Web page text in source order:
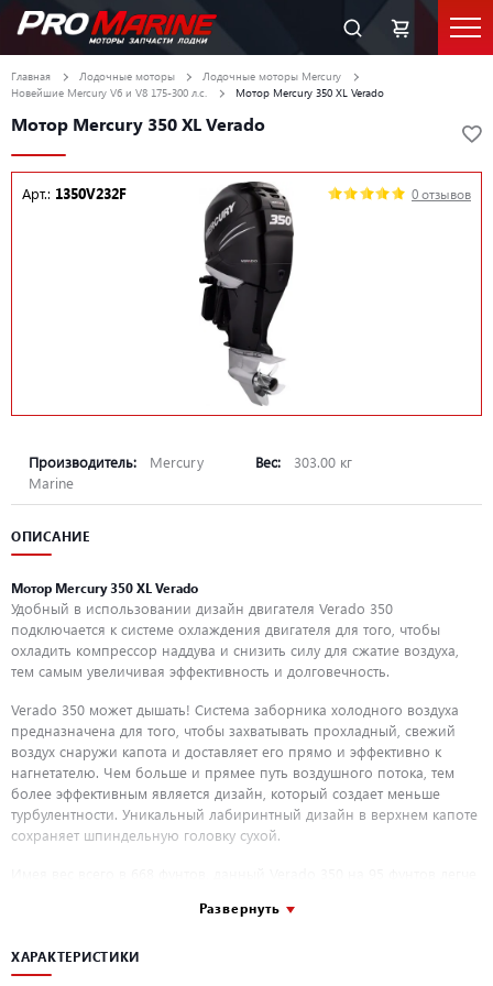
Главная Лодочные моторы
Лодочные моторы Mercury
Новейшие Mercury V6 и V8 175-300 л.с.
Мотор Mercury 350 XL Verado
Мотор Mercury 350 XL Verado
Арт.: 1350V232F 0 отзывов
Производитель:
Mercury
Marine
Вес: 303.00 кг
ОПИСАНИЕ
Мотор Mercury 350 XL Verado
Удобный в использовании дизайн двигателя Verado 350
подключается к системе охлаждения двигателя для того, чтобы
охладить компрессор наддува и снизить силу для сжатие воздуха,
тем самым увеличивая эффективность и долговечность.
Verado 350 может дышать! Система заборника холодного воздуха
предназначена для того, чтобы захватывать прохладный, свежий
воздух снаружи капота и доставляет его прямо и эффективно к
нагнетателю. Чем больше и прямее путь воздушного потока, тем
более эффективным является дизайн, который создает меньше
турбулентности. Уникальный лабиринтный дизайн в верхнем капоте
сохраняет шпиндельную головку сухой.
разнесение двигателя в 26" и обеспечивает меньшую нагрузку на
Сверхпрочный редуктор диаметром 5,44 дюйма создан для
Развернуть
ХАРАКТЕРИСТИКИ